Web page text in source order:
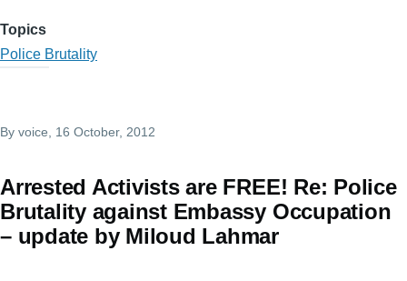
Topics
Police Brutality
By voice , 16 October, 2012
Arrested Activists are FREE! Re: Police
Brutality against Embassy Occupation
– update by Miloud Lahmar